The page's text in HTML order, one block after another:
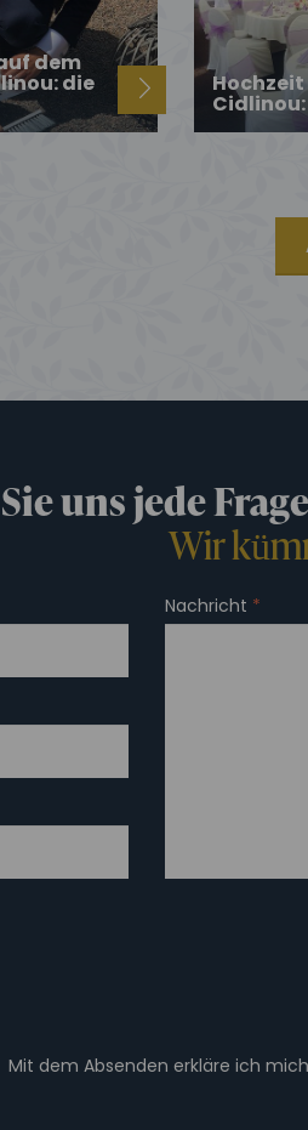
dem
die
uns jede
Wir
Nachricht *
Mit dem Absenden erkläre ich